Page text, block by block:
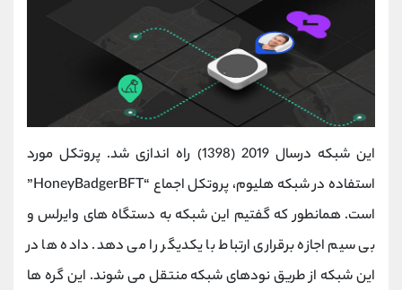
این شبکه درسال 2019 (1398) راه اندازی شد. پروتکل مورد
استفاده در شبکه هلیوم، پروتکل اجماع “HoneyBadgerBFT”
است. همانطور که گفتیم این شبکه به دستگاه های وایرلس و
بی سیم اجازه برقراری ارتباط با یکدیگر را می دهد. داده ها در
این شبکه از طریق نودهای شبکه منتقل می شوند. این گره ها